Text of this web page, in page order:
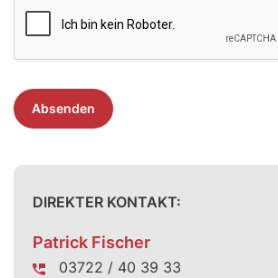
Absenden
DIREKTER KONTAKT:
Patrick Fischer
03722 / 40 39 33